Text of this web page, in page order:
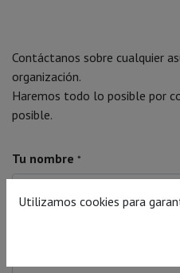
Contáctanos sobre cualquier
organización.
Haremos todo lo posible por
posible.
Tu nombre *
Utilizamos cookies para